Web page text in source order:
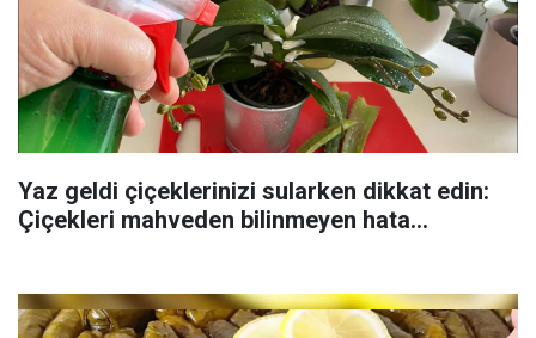
Yaz geldi çiçeklerinizi sularken dikkat edin:
Çiçekleri mahveden bilinmeyen hata...